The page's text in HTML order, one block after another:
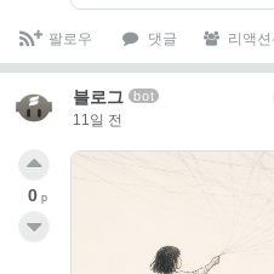
팔로우 댓글 리액션
블로그 bot
11일 전
0 p